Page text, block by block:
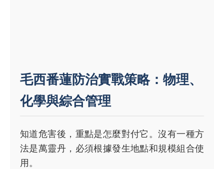
毛西番蓮防治實戰策略：物理、
化學與綜合管理
知道危害後，重點是怎麼對付它。沒有一種方
法是萬靈丹，必須根據發生地點和規模組合使
用。